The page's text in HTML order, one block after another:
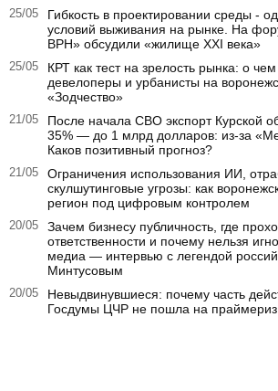
25/05
Гибкость в проектировании среды -
условий выживания на рынке. На
ВРН» обсудили «жилище XXI века»
25/05
КРТ как тест на зрелость рынка: о
девелоперы и урбанисты на
«Зодчество»
21/05
После начала СВО экспорт Курской
35% — до 1 млрд долларов: из-за
Каков позитивный прогноз?
21/05
Ограничения использования ИИ,
скулшутинговые угрозы: как
регион под цифровым контролем
20/05
Зачем бизнесу публичность, где
ответственности и почему нельзя
медиа — интервью с легендой
Минтусовым
20/05
Невыдвинувшиеся: почему часть
Госдумы ЦЧР не пошла на